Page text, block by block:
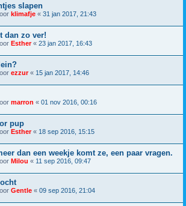
slapen
klimafje « 31 jan 2017, 21:43
dan zo ver!
Esther« 23 jan 2017, 16:43
ezzur« 15 jan 2017, 14:46
marron « 01 nov 2016, 00:16
pup
Esther« 18 sep 2016, 15:15
dan een weekje komt ze, een paar vragen.
Milou « 11 sep 2016, 09:47
Gentle « 09 sep 2016, 21:04